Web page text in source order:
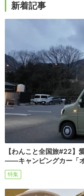
新着記事
【わんこと全国旅#22】
――キャンピングカー「
特集